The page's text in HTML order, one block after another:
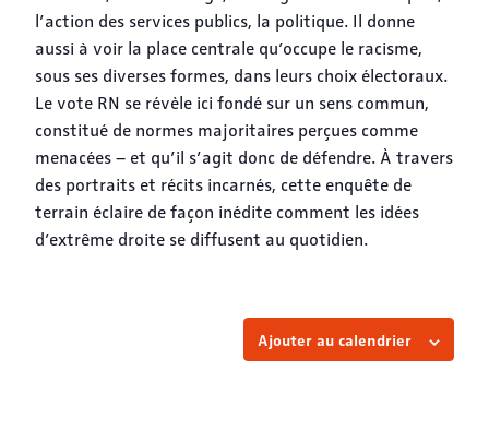
l’action des services publics, la politique. Il donne
aussi à voir la place centrale qu’occupe le racisme,
sous ses diverses formes, dans leurs choix électoraux.
Le vote RN se révèle ici fondé sur un sens commun,
constitué de normes majoritaires perçues comme
menacées – et qu’il s’agit donc de défendre. À travers
des portraits et récits incarnés, cette enquête de
terrain éclaire de façon inédite comment les idées
d’extrême droite se diffusent au quotidien.
Ajouter au calendrier